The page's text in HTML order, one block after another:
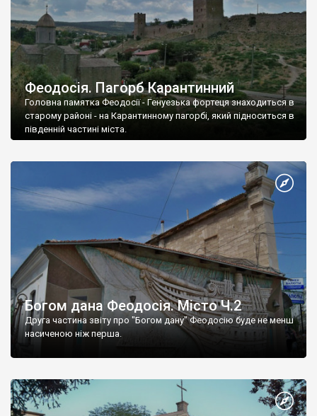
Феодосія. Пагорб Карантинний
Головна памятка Феодосії - Генуезька фортеця знаходиться в
старому районі - на Карантинному пагорбі, який підноситься в
південній частині міста.
Богом дана Феодосія. Місто Ч.2
Друга частина звіту про "Богом дану" Феодосію буде не менш
насиченою ніж перша.